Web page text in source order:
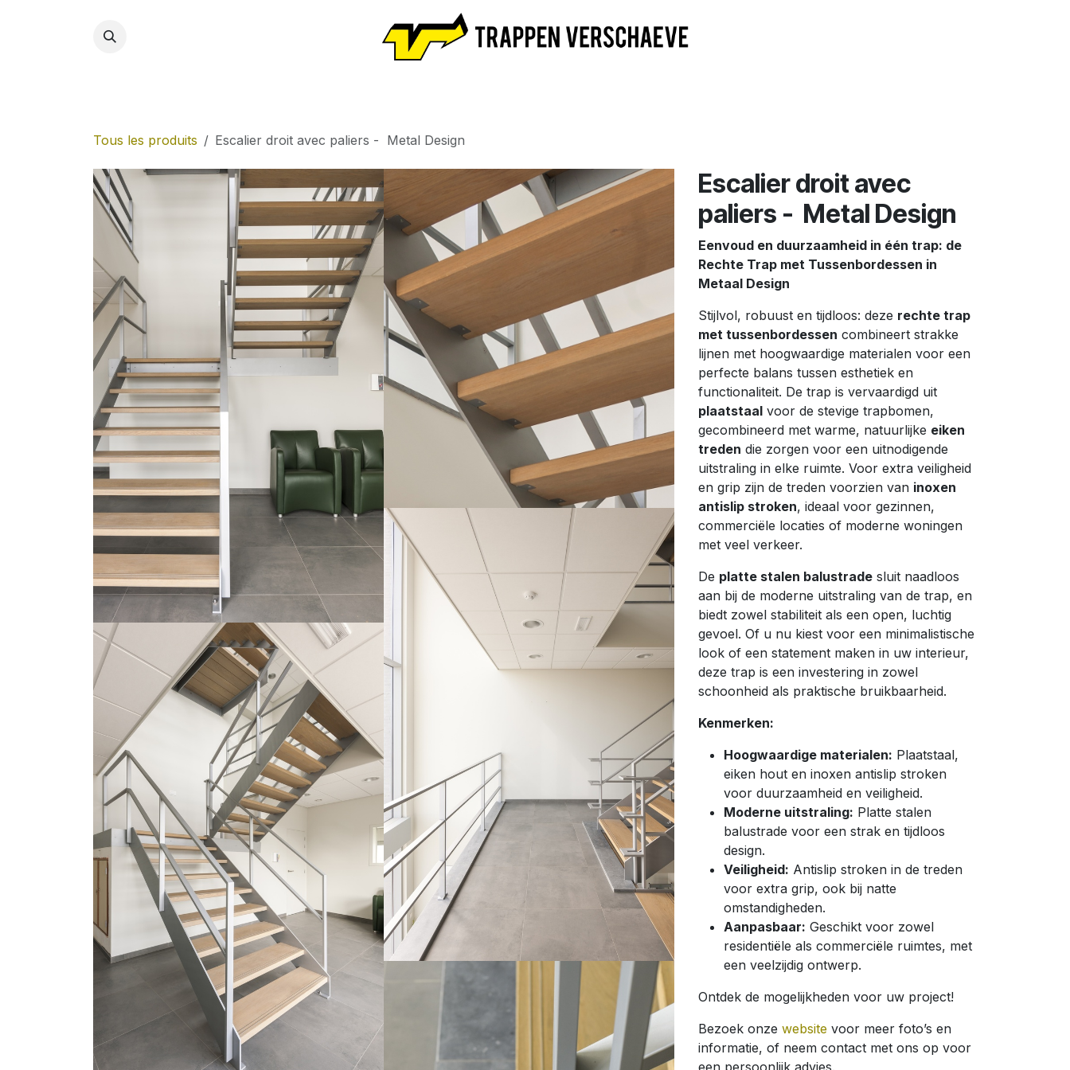
Tous les produits Escalier droit avec paliers - Metal Design
Escalier droit avec
paliers - Metal Design
Eenvoud en duurzaamheid in één trap: de
Rechte Trap met Tussenbordessen in
Metaal Design
Stijlvol, robuust en tijdloos: deze rechte trap
met tussenbordessen combineert strakke
lijnen met hoogwaardige materialen voor een
perfecte balans tussen esthetiek en
functionaliteit. De trap is vervaardigd uit
plaatstaal voor de stevige trapbomen,
gecombineerd met warme, natuurlijke eiken
treden die zorgen voor een uitnodigende
uitstraling in elke ruimte. Voor extra veiligheid
en grip zijn de treden voorzien van inoxen
antislip stroken, ideaal voor gezinnen,
commerciële locaties of moderne woningen
met veel verkeer.
De platte stalen balustrade sluit naadloos
aan bij de moderne uitstraling van de trap, en
biedt zowel stabiliteit als een open, luchtig
gevoel. Of u nu kiest voor een minimalistische
look of een statement maken in uw interieur,
deze trap is een investering in zowel
schoonheid als praktische bruikbaarheid.
Kenmerken:
Hoogwaardige materialen: Plaatstaal,
eiken hout en inoxen antislip stroken
voor duurzaamheid en veiligheid.
Moderne uitstraling: Platte stalen
balustrade voor een strak en tijdloos
design.
Veiligheid: Antislip stroken in de treden
voor extra grip, ook bij natte
omstandigheden.
Aanpasbaar: Geschikt voor zowel
residentiële als commerciële ruimtes, met
een veelzijdig ontwerp.
Ontdek de mogelijkheden voor uw project!
Bezoek onze website voor meer foto’s en
informatie, of neem contact met ons op voor
een persoonlijk advies.